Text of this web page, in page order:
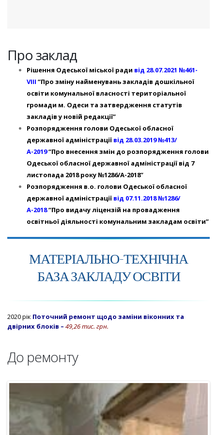
Про заклад
Рішення Одеської міської ради від 28.07.2021 №461-
VIII “Про зміну найменувань закладів дошкільної
освіти комунальної власності територіальної
громади м. Одеси та затвердження статутів
закладів у новій редакції”
Розпорядження голови Одеської обласної
державної адміністрації від 28.03.2019 №413/
А-2019“Про внесення змін до розпорядження голови
Одеської обласної державної адміністрації від 7
листопада 2018 року №1286/А-2018”
Розпорядження в.о. голови Одеської обласної
державної адміністрації від 07.11.2018 №1286/
А-2018“Про видачу ліцензій на провадження
освітньої діяльності комунальним закладам освіти”
МАТЕРІАЛЬНО-ТЕХНІЧНА
БАЗА ЗАКЛАДУ ОСВІТИ
2020 рік Поточний ремонт щодо заміни віконних та
двірних блоків – 49,26 тис. грн.
До ремонту